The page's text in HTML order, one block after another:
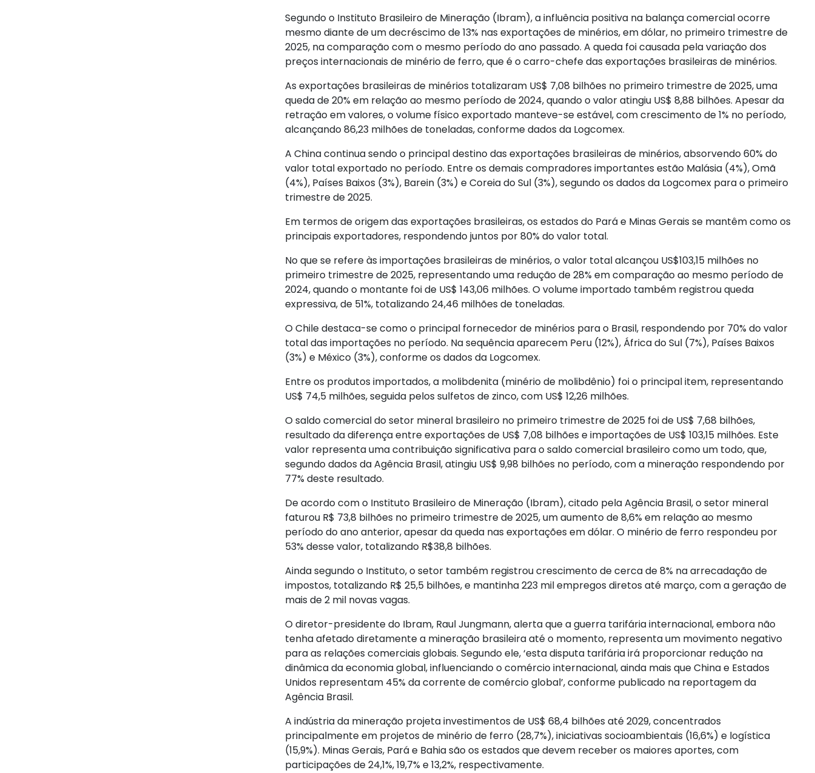
Segundo o Instituto Brasileiro de Mineração (Ibram), a influência positiva na balança comercial ocorre
mesmo diante de um decréscimo de 13% nas exportações de minérios, em dólar, no primeiro trimestre de
2025, na comparação com o mesmo período do ano passado. A queda foi causada pela variação dos
preços internacionais de minério de ferro, que é o carro-chefe das exportações brasileiras de minérios.
As exportações brasileiras de minérios totalizaram US$ 7,08 bilhões no primeiro trimestre de 2025, uma
queda de 20% em relação ao mesmo período de 2024, quando o valor atingiu US$ 8,88 bilhões. Apesar da
retração em valores, o volume físico exportado manteve-se estável, com crescimento de 1% no período,
alcançando 86,23 milhões de toneladas, conforme dados da Logcomex.
A China continua sendo o principal destino das exportações brasileiras de minérios, absorvendo 60% do
valor total exportado no período. Entre os demais compradores importantes estão Malásia (4%), Omã
(4%), Países Baixos (3%), Barein (3%) e Coreia do Sul (3%), segundo os dados da Logcomex para o primeiro
trimestre de 2025.
Em termos de origem das exportações brasileiras, os estados do Pará e Minas Gerais se mantêm como os
principais exportadores, respondendo juntos por 80% do valor total.
No que se refere às importações brasileiras de minérios, o valor total alcançou US$103,15 milhões no
primeiro trimestre de 2025, representando uma redução de 28% em comparação ao mesmo período de
2024, quando o montante foi de US$ 143,06 milhões. O volume importado também registrou queda
expressiva, de 51%, totalizando 24,46 milhões de toneladas.
O Chile destaca-se como o principal fornecedor de minérios para o Brasil, respondendo por 70% do valor
total das importações no período. Na sequência aparecem Peru (12%), África do Sul (7%), Países Baixos
(3%) e México (3%), conforme os dados da Logcomex.
Entre os produtos importados, a molibdenita (minério de molibdênio) foi o principal item, representando
US$ 74,5 milhões, seguida pelos sulfetos de zinco, com US$ 12,26 milhões.
O saldo comercial do setor mineral brasileiro no primeiro trimestre de 2025 foi de US$ 7,68 bilhões,
resultado da diferença entre exportações de US$ 7,08 bilhões e importações de US$ 103,15 milhões. Este
valor representa uma contribuição significativa para o saldo comercial brasileiro como um todo, que,
segundo dados da Agência Brasil, atingiu US$ 9,98 bilhões no período, com a mineração respondendo por
77% deste resultado.
De acordo com o Instituto Brasileiro de Mineração (Ibram), citado pela Agência Brasil, o setor mineral
faturou R$ 73,8 bilhões no primeiro trimestre de 2025, um aumento de 8,6% em relação ao mesmo
período do ano anterior, apesar da queda nas exportações em dólar. O minério de ferro respondeu por
53% desse valor, totalizando R$38,8 bilhões.
Ainda segundo o Instituto, o setor também registrou crescimento de cerca de 8% na arrecadação de
impostos, totalizando R$ 25,5 bilhões, e mantinha 223 mil empregos diretos até março, com a geração de
mais de 2 mil novas vagas.
O diretor-presidente do Ibram, Raul Jungmann, alerta que a guerra tarifária internacional, embora não
tenha afetado diretamente a mineração brasileira até o momento, representa um movimento negativo
para as relações comerciais globais. Segundo ele, ‘esta disputa tarifária irá proporcionar redução na
dinâmica da economia global, influenciando o comércio internacional, ainda mais que China e Estados
Unidos representam 45% da corrente de comércio global’, conforme publicado na reportagem da
Agência Brasil.
A indústria da mineração projeta investimentos de US$ 68,4 bilhões até 2029, concentrados
principalmente em projetos de minério de ferro (28,7%), iniciativas socioambientais (16,6%) e logística
(15,9%). Minas Gerais, Pará e Bahia são os estados que devem receber os maiores aportes, com
participações de 24,1%, 19,7% e 13,2%, respectivamente.